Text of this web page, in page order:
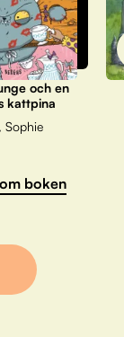
och en
kattpina
Sophie
boken